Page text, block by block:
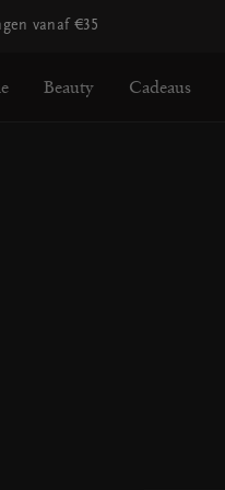
vanaf €35
Beauty Cadeaus